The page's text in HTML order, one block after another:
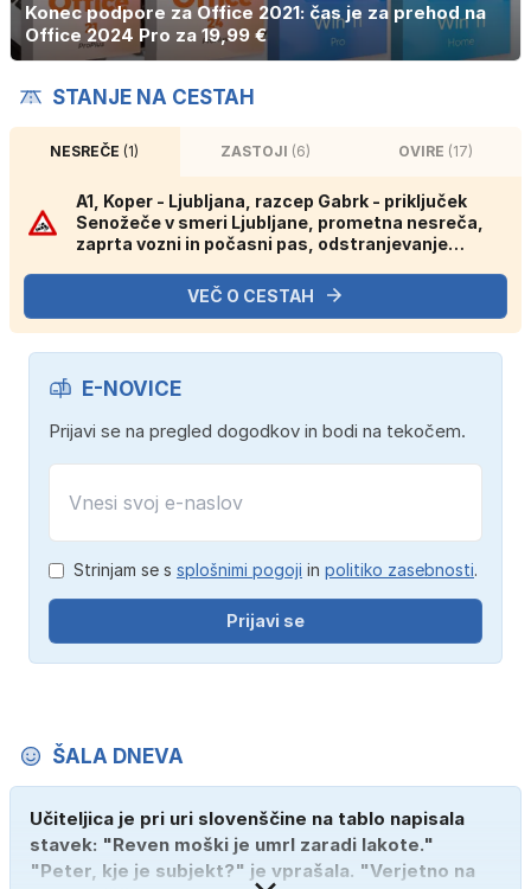
Konec podpore za Office 2021: čas je za prehod na
Office 2024 Pro za 19,99 €
STANJE NA CESTAH
NESREČE(1) ZASTOJI (6) OVIRE (17)
A1, Koper - Ljubljana, razcep Gabrk - priključek
Senožeče v smeri Ljubljane, prometna nesreča,
zaprta vozni in počasni pas, odstranjevanje
VEČ O CESTAH
E-NOVICE
Prijavi se na pregled dogodkov in bodi na tekočem.
Strinjam se s splošnimi pogoji in politiko zasebnosti.
Prijavi se
ŠALA DNEVA
Učiteljica je pri uri slovenščine na tablo napisala
stavek: "Reven moški je umrl zaradi lakote."
"Peter, kje je subjekt?" je vprašala. "Verjetno na